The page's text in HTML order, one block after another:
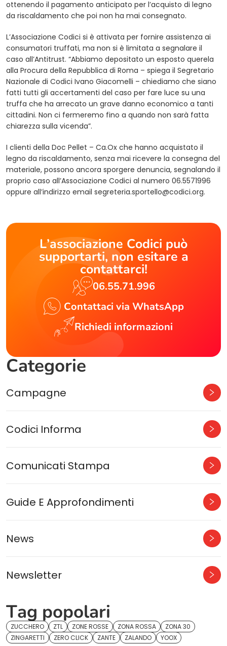
ottenendo il pagamento anticipato per l’acquisto di legno
da riscaldamento che poi non ha mai consegnato.
L’Associazione Codici si è attivata per fornire assistenza ai
consumatori truffati, ma non si è limitata a segnalare il
caso all’Antitrust. “Abbiamo depositato un esposto querela
alla Procura della Repubblica di Roma – spiega il Segretario
Nazionale di Codici Ivano Giacomelli – chiediamo che siano
fatti tutti gli accertamenti del caso per fare luce su una
truffa che ha arrecato un grave danno economico a tanti
cittadini. Non ci fermeremo fino a quando non sarà fatta
chiarezza sulla vicenda”.
I clienti della Doc Pellet – Ca.Ox che hanno acquistato il
legno da riscaldamento, senza mai ricevere la consegna del
materiale, possono ancora sporgere denuncia, segnalando il
proprio caso all’Associazione Codici al numero 06.5571996
oppure all’indirizzo email segreteria.sportello@codici.org.
L’associazione Codici può
supportarti, non esitare a
contattarci!
06.55.71.996
Contattaci via WhatsApp
Richiedi informazioni
Categorie
Campagne
Codici Informa
Comunicati Stampa
Guide E Approfondimenti
News
Newsletter
Tag popolari
ZUCCHERO ZTL ZONE ROSSE ZONA ROSSA
ZONA 30
ZINGARETTI
ZERO CLICK ZANTE ZALANDO YOOX